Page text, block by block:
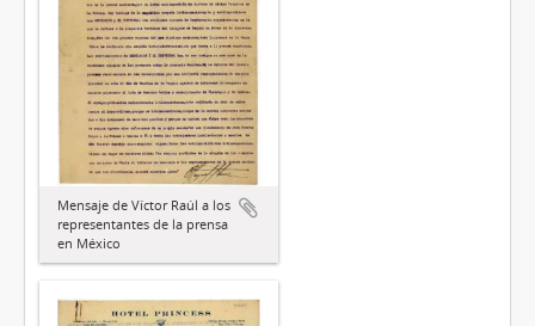
Mensaje de Víctor Raúl a los
representantes de la prensa
en México